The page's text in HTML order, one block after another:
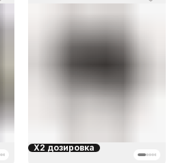
X2 дозировка